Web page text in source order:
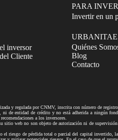
inversor
Cliente
PARA
Invertir en un
URBANITAE
Quiénes
Blog
Contacto
y regulada por CNMV, inscrita con número de registro
entidad de crédito y no está adherida a ningún
a los inversores.
web no son objeto de autorización ni de
riesgo de pérdida total o parcial del capital